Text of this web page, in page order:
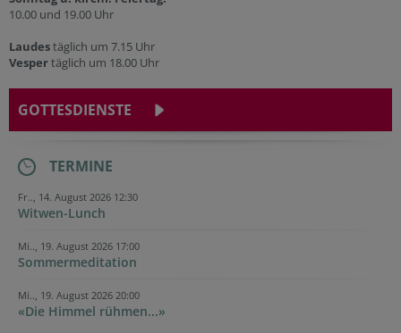
10.00 und 19.00 Uhr
Laudestäglich um 7.15 Uhr
Vespertäglich um 18.00 Uhr
GOTTESDIENSTE
TERMINE
Fr.., 14. August 2026 12:30
Witwen-Lunch
Mi.., 19. August 2026 17:00
Sommermeditation
Mi.., 19. August 2026 20:00
«Die Himmel rühmen...»